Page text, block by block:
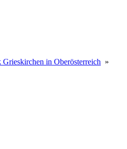
in Oberösterreich »